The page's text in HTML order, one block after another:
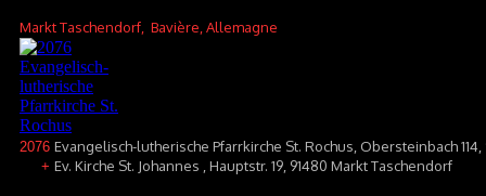
Markt Taschendorf , Bavière, Allemagne
2076 Evangelisch-lutherische Pfarrkirche St. Rochus, Obersteinbach
+ Ev. Kirche St. Johannes , Hauptstr. 19, 91480 Markt Taschendorf